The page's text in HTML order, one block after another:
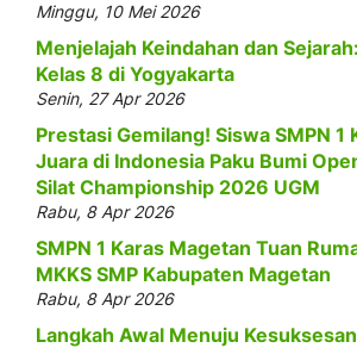
Minggu, 10 Mei 2026
Menjelajah Keindahan dan
Kelas 8 di Yogyakarta
Senin, 27 Apr 2026
Prestasi Gemilang! Siswa SMPN 1
Juara di Indonesia Paku Bumi
Silat Championship 2026 UGM
Rabu, 8 Apr 2026
SMPN 1 Karas Magetan Tuan
MKKS SMP Kabupaten Magetan
Rabu, 8 Apr 2026
Langkah Awal Menuju